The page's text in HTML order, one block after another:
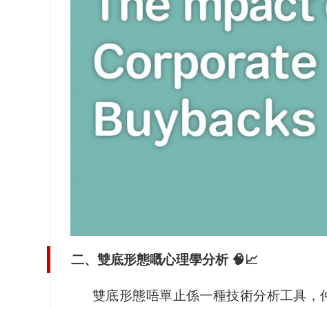
二、雙底形態嘅心理學分析 🧠📈
雙底形態唔單止係一種技術分析工具